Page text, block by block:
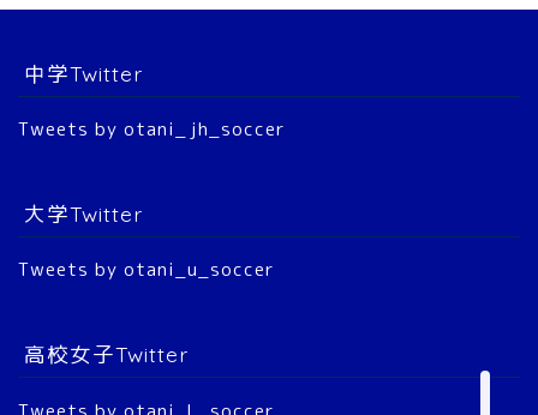
中学Twitter
Tweets by otani_jh_soccer
大学Twitter
Tweets by otani_u_soccer
高校女子Twitter
選 手